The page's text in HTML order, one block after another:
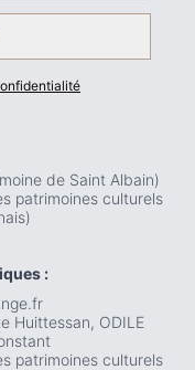
de Saint Albain)
patrimoines culturels
:
Huittessan, ODILE
patrimoines culturels